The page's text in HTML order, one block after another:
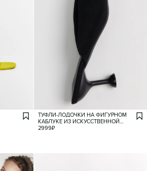
ТУФЛИ-ЛОДОЧКИ НА ФИГУРНОМ
КАБЛУКЕ ИЗ ИСКУССТВЕННОЙ
ЗАМШИ
2999₽